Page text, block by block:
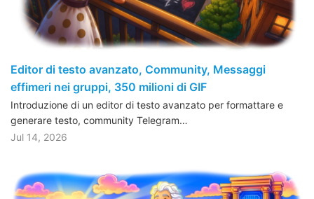
Editor di testo avanzato, Community, Messaggi
effimeri nei gruppi, 350 milioni di GIF
Introduzione di un editor di testo avanzato per formattare e
generare testo, community Telegram…
Jul 14, 2026